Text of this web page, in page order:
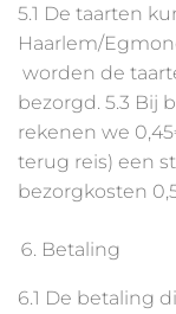
5.1 De taarten
Haarlem/
worden de
bezorgd. 5.3 Bij
rekenen we
terug reis) een
bezorgkosten
Betaling
6.1 De betaling